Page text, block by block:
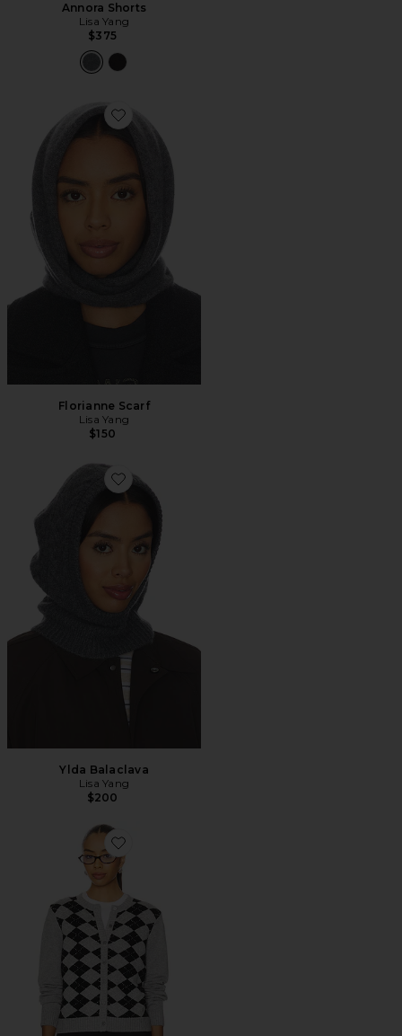
Annora Shorts
Lisa Yang
$375
Favorite Florianne Scarf
Florianne Scarf
Lisa Yang
$150
Favorite Ylda Balaclava
Ylda Balaclava
Lisa Yang
$200
Favorite Relaxed Argyle Cardigan